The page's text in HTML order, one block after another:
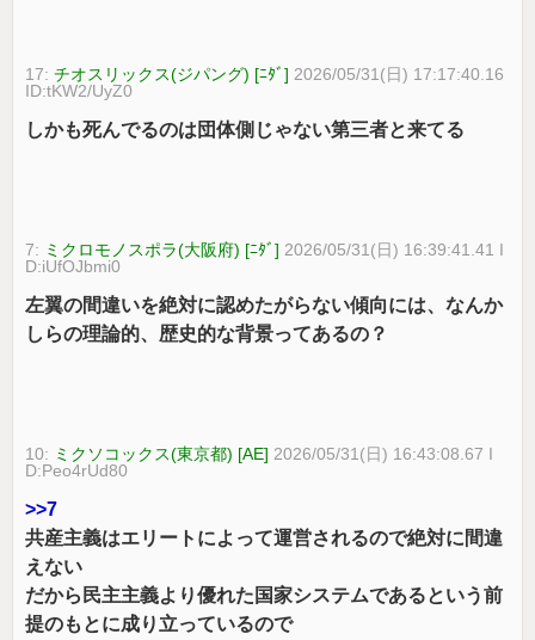
17:チオスリックス(ジパング) [ﾆﾀﾞ] 2026/05/31(日) 17:17:40.16
ID:tKW2/UyZ0
しかも死んでるのは団体側じゃない第三者と来てる
7: ミクロモノスポラ(大阪府) [ﾆﾀﾞ] 2026/05/31(日) 16:39:41.41 I
D:iUfOJbmi0
左翼の間違いを絶対に認めたがらない傾向には、なんか
しらの理論的、歴史的な背景ってあるの？
10: ミクソコックス(東京都) [AE] 2026/05/31(日) 16:43:08.67 I
D:Peo4rUd80
>>7
共産主義はエリートによって運営されるので絶対に間違
えない
だから民主主義より優れた国家システムであるという前
提のもとに成り立っているので